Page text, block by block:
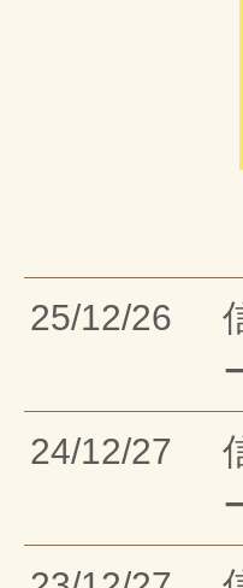
25/12/26
24/12/27